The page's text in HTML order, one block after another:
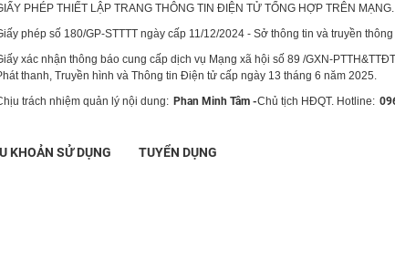
PHÉP THIẾT LẬP TRANG THÔNG TIN ĐIỆN TỬ TỔNG HỢP TRÊN MẠNG.
phép số 180/GP-STTTT ngày cấp 11/12/2024 - Sở thông tin và truyền thông
xác nhận thông báo cung cấp dịch vụ Mạng xã hội số 89 /GXN-
thanh, Truyền hình và Thông tin Điện tử cấp ngày 13 tháng 6 năm 2025.
trách nhiệm quản lý nội dung: Phan Minh Tâm -Chủ tịch HĐQT. Hotline:
KHOẢN SỬ DỤNG TUYỂN DỤNG